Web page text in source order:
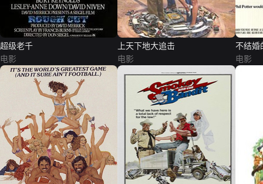
超级老千
电影
上天下地大追击
电影
不结婚
电影